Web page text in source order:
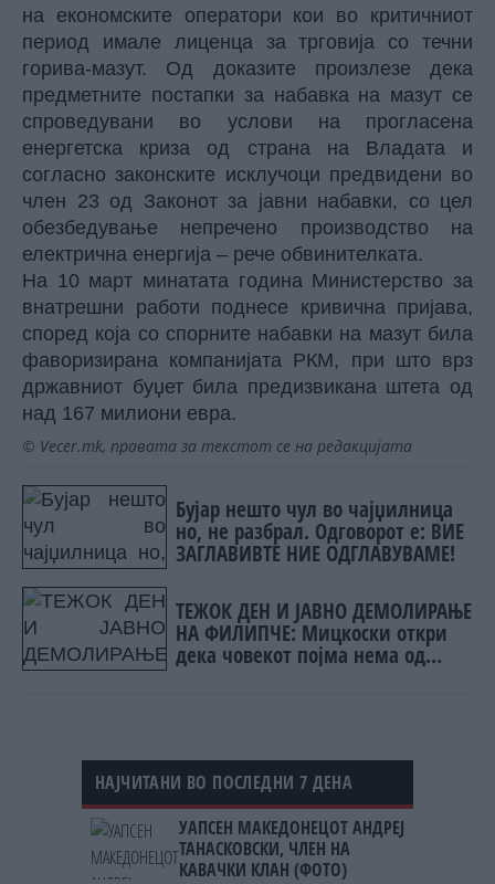
на економските оператори кои во критичниот
период имале лиценца за трговија со течни
горива-мазут. Од доказите произлезе дека
предметните постапки за набавка на мазут се
спроведувани во услови на прогласена
енергетска криза од страна на Владата и
согласно законските исклучоци предвидени во
член 23 од Законот за јавни набавки, со цел
обезбедување непречено производство на
електрична енергија – рече обвинителката.
На 10 март минатата година Министерство за
внатрешни работи поднесе кривична пријава,
според која со спорните набавки на мазут била
фаворизирана компанијата РКМ, при што врз
државниот буџет била предизвикана штета од
над 167 милиони евра.
© Vecer.mk, правата за текстот се на редакцијата
Бујар нешто чул во чајџилница
но, не разбрал. Одговорот е: ВИЕ
ЗАГЛАВИВТЕ НИЕ ОДГЛАВУВАМЕ!
ТЕЖОК ДЕН И ЈАВНО ДЕМОЛИРАЊЕ
НА ФИЛИПЧЕ: Мицкоски откри
дека човекот појма нема од
ништо, освен за кеш
НАЈЧИТАНИ ВО ПОСЛЕДНИ 7 ДЕНА
УАПСЕН МАКЕДОНЕЦОТ АНДРЕЈ
ТАНАСКОВСКИ, ЧЛЕН НА
КАВАЧКИ КЛАН (ФОТО)